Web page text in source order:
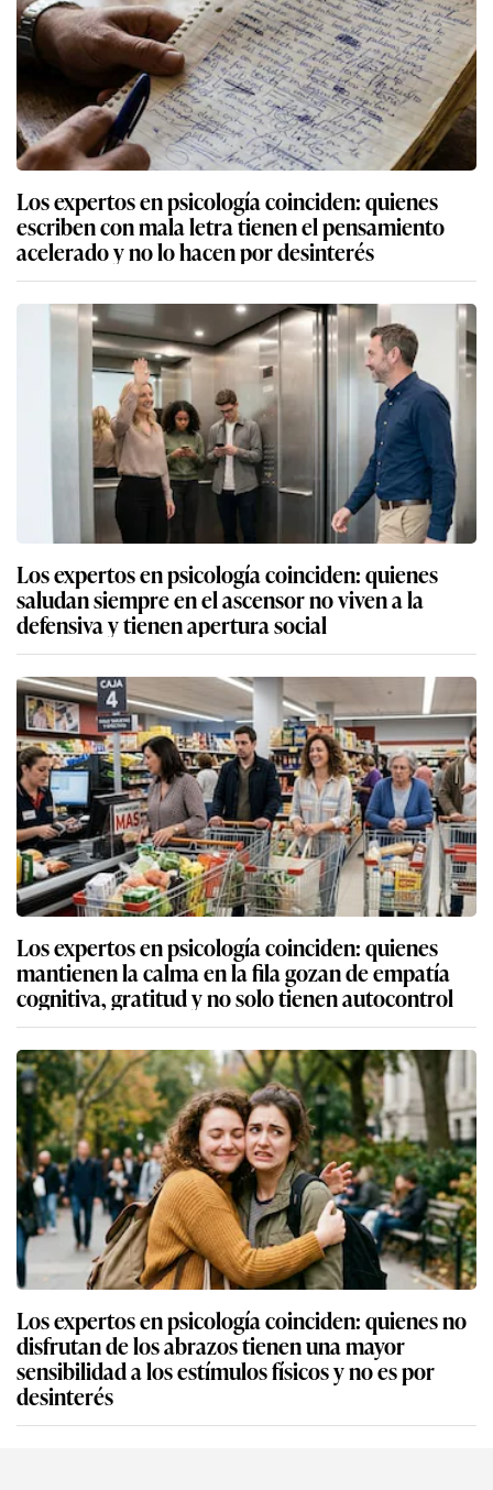
Los expertos en psicología coinciden: quienes
escriben con mala letra tienen el pensamiento
acelerado y no lo hacen por desinterés
Los expertos en psicología coinciden: quienes
saludan siempre en el ascensor no viven a la
defensiva y tienen apertura social
Los expertos en psicología coinciden: quienes
mantienen la calma en la fila gozan de empatía
cognitiva, gratitud y no solo tienen autocontrol
Los expertos en psicología coinciden: quienes no
disfrutan de los abrazos tienen una mayor
sensibilidad a los estímulos físicos y no es por
desinterés